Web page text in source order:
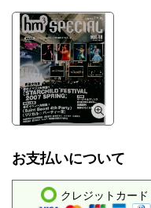
お支払いについて
クレジットカード